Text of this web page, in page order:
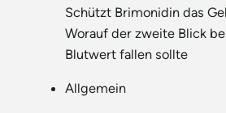
Schützt Brimonidin das
Worauf der zweite Blick
Blutwert fallen sollte
Allgemein